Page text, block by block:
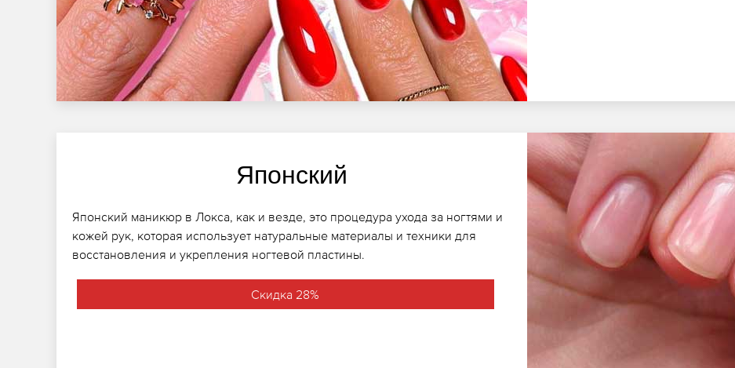
Японский
Японский маникюр в Локса, как и везде, это процедура ухода за ногтями и
кожей рук, которая использует натуральные материалы и техники для
восстановления и укрепления ногтевой пластины.
Скидка 28%